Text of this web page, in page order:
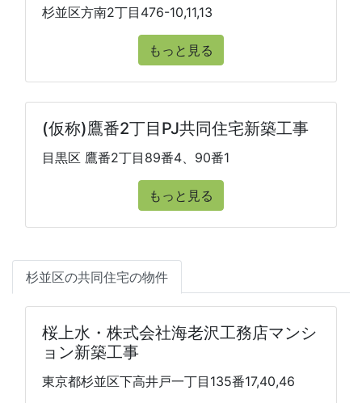
杉並区方南2丁目476-10,11,13
もっと見る
(仮称)鷹番2丁目PJ共同住宅新築工事
目黒区 鷹番2丁目89番4、90番1
もっと見る
杉並区の共同住宅の物件
桜上水・株式会社海老沢工務店マンシ
ョン新築工事
東京都杉並区下高井戸一丁目135番17,40,46